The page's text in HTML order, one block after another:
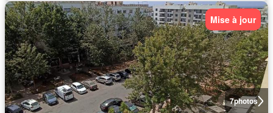
7photos
Mise à jour